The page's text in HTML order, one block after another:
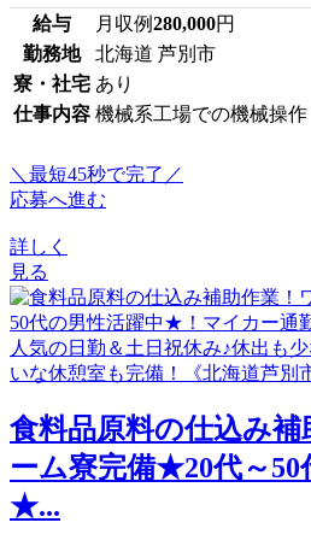
給与 月収例280,000円
勤務地
北海道 芦別市
寮・社宅 あり
仕事内容 機械系工場での機械操
＼最短45秒で完了／
応募へ進む
詳しく
見る
食料品原料の仕込み
ーム寮完備★20代～50
★...